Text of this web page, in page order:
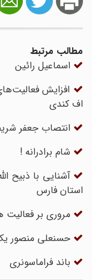
مطالب مرتبط
اسماعیل رائین
افزایش فعالیت‌های
اف کندی
انتصاب جعفر شریف
شام برادرانه !
آشنایی با ذبیح
استان فارس
مروری بر فعالیت
حسنعلی منصور یک
باند فراماسونری